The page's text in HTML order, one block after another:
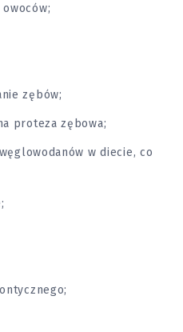
zębów;
proteza zębowa;
w diecie, co